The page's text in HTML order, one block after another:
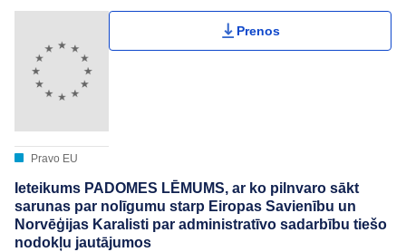
Pravo EU
Prenos
Ieteikums PADOMES LĒMUMS, ar ko pilnvaro sākt
sarunas par nolīgumu starp Eiropas Savienību un
Norvēģijas Karalisti par administratīvo sadarbību tiešo
nodokļu jautājumos